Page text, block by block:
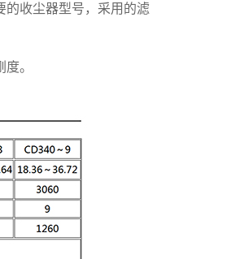
的收尘器型号，采用的滤
。